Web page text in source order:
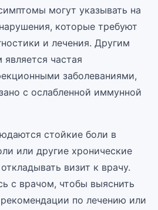
могут указывать на
которые требуют
и лечения. Другим
частая
заболеваниями,
с ослабленной иммунной
стойкие боли в
или другие хронические
визит к врачу.
с врачом, чтобы выяснить
по лечению или